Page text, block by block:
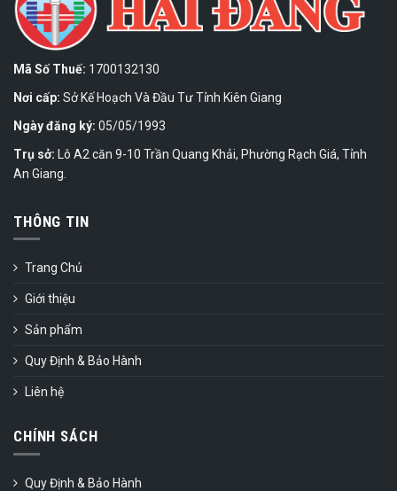
Mã Số Thuế: 1700132130
Nơi cấp: Sở Kế Hoạch Và Đầu Tư Tỉnh Kiên Giang
Ngày đăng ký: 05/05/1993
Trụ sở: Lô A2 căn 9-10 Trần Quang Khải, Phường Rạch Giá, Tỉnh
An Giang.
THÔNG TIN
Trang Chủ
Giới thiệu
Sản phẩm
Quy Định & Bảo Hành
Liên hệ
CHÍNH SÁCH
Quy Định & Bảo Hành